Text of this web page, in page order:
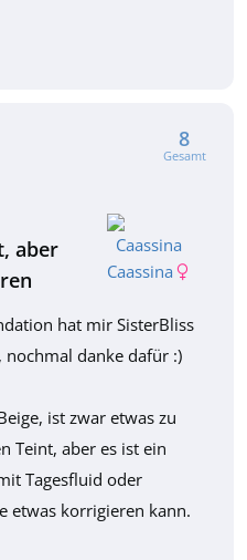
8
Gesamt
Caassina
aber
hat mir SisterBliss
nochmal danke dafür :)
ist zwar etwas zu
Teint, aber es ist ein
Tagesfluid oder
etwas korrigieren kann.